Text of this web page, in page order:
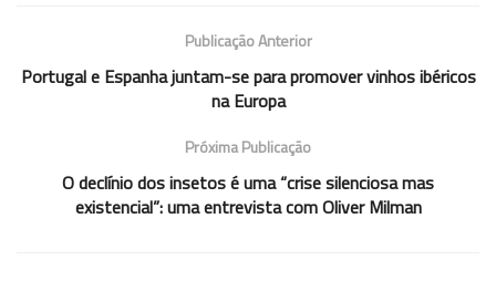
Publicação Anterior
Portugal e Espanha juntam-se para promover vinhos ibéricos
na Europa
Próxima Publicação
O declínio dos insetos é uma “crise silenciosa mas
existencial”: uma entrevista com Oliver Milman